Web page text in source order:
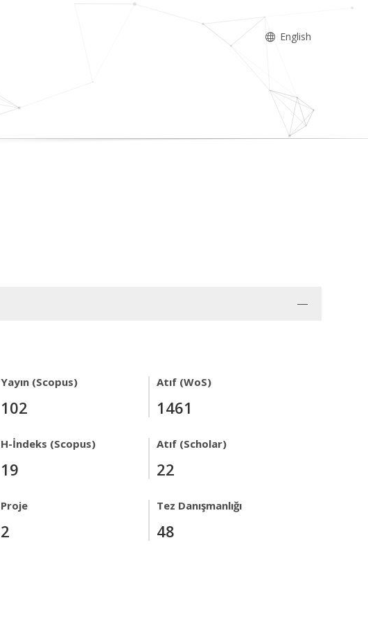
English
Yayın (Scopus)
102
Atıf (WoS)
1461
H-İndeks (Scopus)
19
Atıf (Scholar)
22
Proje
2
Tez Danışmanlığı
48